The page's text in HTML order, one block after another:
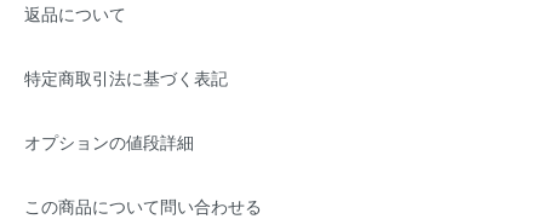
返品について
特定商取引法に基づく表記
オプションの値段詳細
この商品について問い合わせる